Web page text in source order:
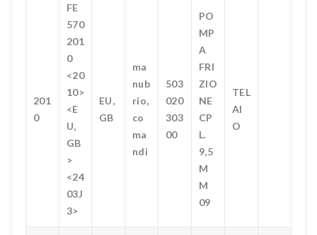
201
0
FE
570
201
0
<20
10>
<E
U,
GB
>
<24
03J
3>
EU,
GB
ma
nub
rio,
co
ma
ndi
503
020
303
00
PO
MP
A
FRI
ZIO
NE
CP
L.
9,5
M
M
09
TEL
AI
O